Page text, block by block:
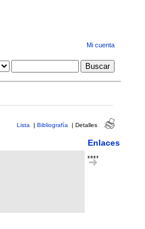
Mi cuenta
Lista | Bibliografía | Detalles
Enlaces